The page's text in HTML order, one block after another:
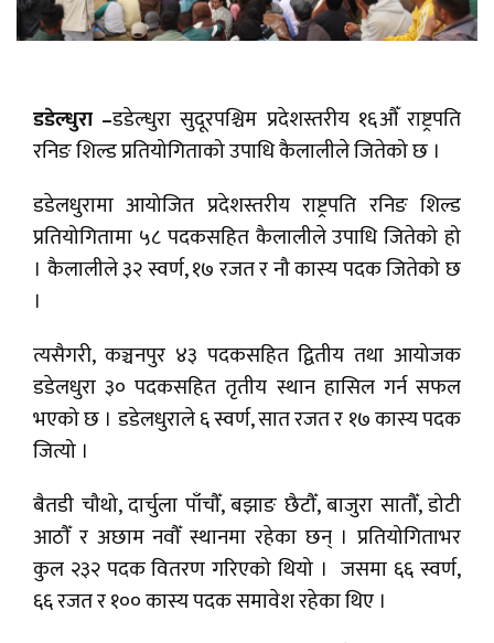
डडेल्धुरा –डडेल्धुरा सुदूरपश्चिम प्रदेशस्तरीय १६औँ राष्ट्रपति
रनिङ शिल्ड प्रतियोगिताको उपाधि कैलालीले जितेको छ ।
डडेलधुरामा आयोजित प्रदेशस्तरीय राष्ट्रपति रनिङ शिल्ड
प्रतियोगितामा ५८ पदकसहित कैलालीले उपाधि जितेको हो
। कैलालीले ३२ स्वर्ण, १७ रजत र नौ कास्य पदक जितेको छ
।
त्यसैगरी, कञ्चनपुर ४३ पदकसहित द्वितीय तथा आयोजक
डडेलधुरा ३० पदकसहित तृतीय स्थान हासिल गर्न सफल
भएको छ । डडेलधुराले ६ स्वर्ण, सात रजत र १७ कास्य पदक
जित्यो ।
बैतडी चौथो, दार्चुला पाँचौँ, बझाङ छैटौँ, बाजुरा सातौँ, डोटी
आठौँ र अछाम नवौँ स्थानमा रहेका छन् । प्रतियोगिताभर
कुल २३२ पदक वितरण गरिएको थियो । जसमा ६६ स्वर्ण,
६६ रजत र १०० कास्य पदक समावेश रहेका थिए ।